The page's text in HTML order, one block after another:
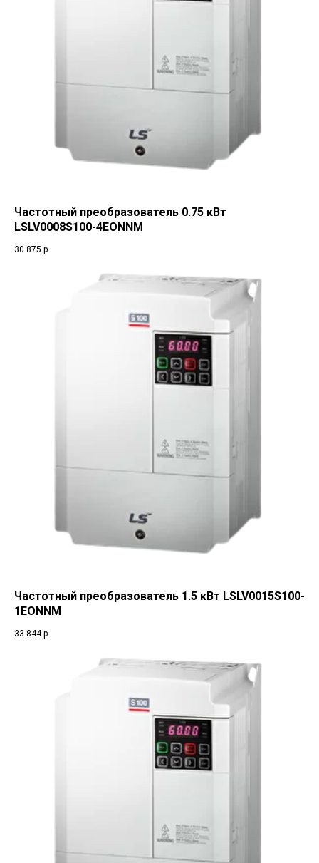
Частотный преобразователь 0.75 кВт
LSLV0008S100-4EONNM
30 875 р.
Частотный преобразователь 1.5 кВт LSLV0015S100-
1EONNM
33 844 р.